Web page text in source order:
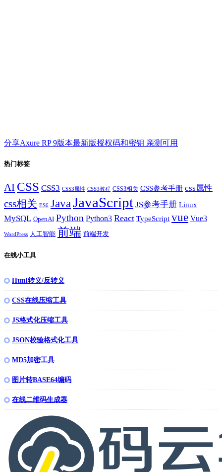
分享Axure RP 9版本最新版授权码和密钥 亲测可用
热门标签
AI CSS CSS3 CSS3属性 CSS3教程 CSS3相关 CSS参考手册 css属性
css相关 ES6 JavaJavaScript JS参考手册 Linux
MySQL OpenAI Python Python3 React TypeScript vue Vue3
WordPress 人工智能 前端 前端开发
在线小工具
Html转义/反转义
CSS在线压缩工具
JS格式化压缩工具
JSON校验格式化工具
MD5加密工具
图片转BASE64编码
在线二维码生成器